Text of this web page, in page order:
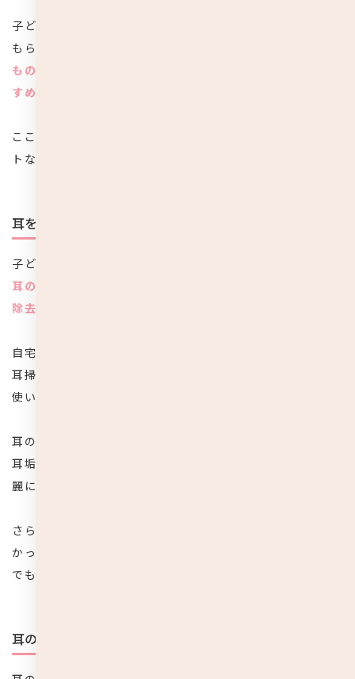
子どもに限らず大人も、耳鼻科に行けば耳垢を吸い取って
もらうことができます。
もの耳垢は、耳鼻科に通って取り除いてもらうことをおす
すめします。
ここからは、子どもの耳垢を耳鼻科でとってもらうメリッ
トなどについてご紹介していきたいと思います。
耳を傷つけない安心除去
子どもの耳垢を耳鼻科でとってもらう最大のメリットは、
耳の中を傷つけるリスクを負わずに安心して綺麗に耳垢を
除去できる
自宅では綿棒などを使い子どもの耳を肉眼で見ながら親が
耳掃除を行うと思いますが、耳鼻科の場合は鼓膜内視鏡を
使い、ピンセットや吸引管を使って耳垢を吸い取ります。
耳の奥に溜まってしまって取れない頑固な耳垢であっても、
耳垢水を使ってふやかしてから除去してくれますので、綺
麗に清掃が可能。
さらに耳掃除だけでなく同時に中耳炎などの耳の病気にか
かっていないかどうかの検査もしてくれますので、その点
でも大きな安心感があります。
耳のトラブル診療なので保険適応